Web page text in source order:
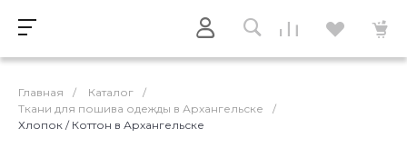
Главная / Каталог
/
Ткани для пошива одежды в Архангельске
/
Хлопок / Коттон в Архангельске